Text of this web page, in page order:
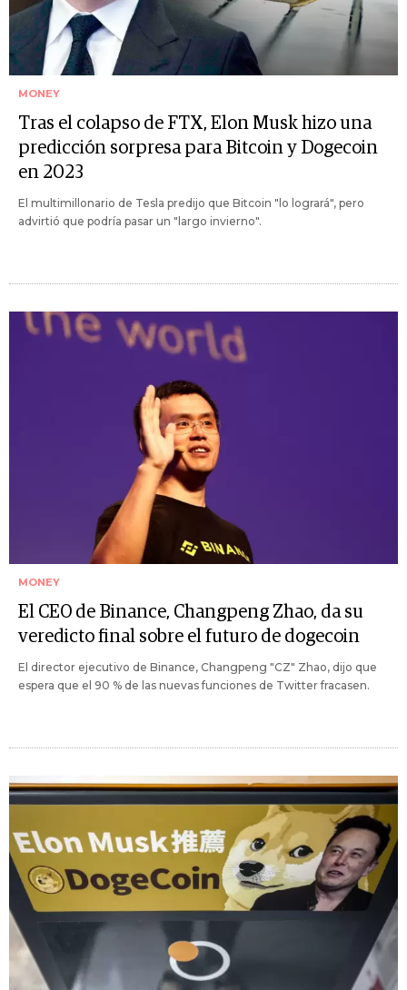
MONEY
Tras el colapso de FTX, Elon Musk hizo una
predicción sorpresa para Bitcoin y Dogecoin
en 2023
El multimillonario de Tesla predijo que Bitcoin "lo logrará", pero
advirtió que podría pasar un "largo invierno".
MONEY
El CEO de Binance, Changpeng Zhao, da su
veredicto final sobre el futuro de dogecoin
El director ejecutivo de Binance, Changpeng "CZ" Zhao, dijo que
espera que el 90 % de las nuevas funciones de Twitter fracasen.